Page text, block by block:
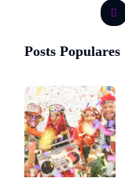
Posts Populares